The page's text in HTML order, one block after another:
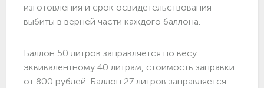
изготовления и срок освидетельствования
выбиты в верней части каждого баллона.
Баллон 50 литров заправляется по весу
эквивалентному 40 литрам, стоимость заправки
от 800 рублей. Баллон 27 литров заправляется